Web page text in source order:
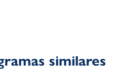
similares